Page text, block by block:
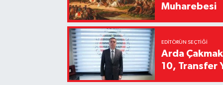
Muharebesi
EDITÖRÜN SEÇTIĞI
Arda
10, Transfer